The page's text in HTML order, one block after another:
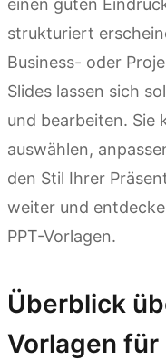
einen guten
strukturiert
Business- oder
Slides lassen sich
und bearbeiten. Sie
auswählen,
den Stil Ihrer
weiter und
PPT-Vorlagen.
Überblick
Vorlagen